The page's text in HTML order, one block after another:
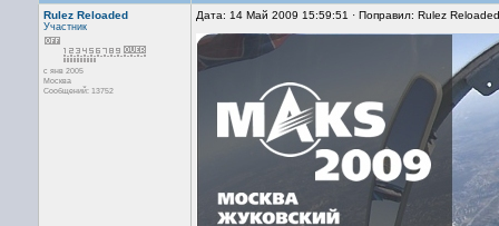
Rulez Reloaded
Участник
с янв 2005
Москва
Сообщений: 13752
Дата: 14 Май 2009 15:59:51 · Поправил: Rulez